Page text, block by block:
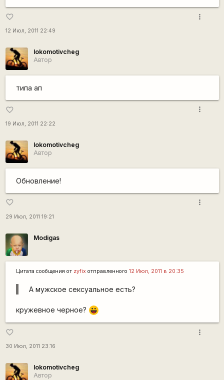
favorite_border
12 Июл, 2011 22:49
more_vert
lokomotivcheg
Автор
типа ап
favorite_border
19 Июл, 2011 22:22
more_vert
lokomotivcheg
Автор
Обновление!
favorite_border
29 Июл, 2011 19:21
more_vert
Modigas
Цитата сообщения от zyfixотправленного 12 Июл, 2011 в 20:35
А мужское сексуальное есть?
кружевное черное? |-))
favorite_border
30 Июл, 2011 23:16
more_vert
lokomotivcheg
Автор